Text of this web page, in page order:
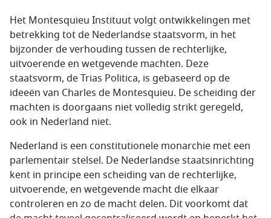
Het Montesquieu Instituut volgt ontwikkelingen met
betrekking tot de Nederlandse staatsvorm, in het
bijzonder de verhouding tussen de rechterlijke,
uitvoerende en wetgevende machten. Deze
staatsvorm, de Trias Politica, is gebaseerd op de
ideeën van Charles de Montesquieu. De scheiding der
machten is doorgaans niet volledig strikt geregeld,
ook in Nederland niet.
Nederland is een constitutionele monarchie met een
parlementair stelsel. De Nederlandse staatsinrichting
kent in principe een scheiding van de rechterlijke,
uitvoerende, en wetgevende macht die elkaar
controleren en zo de macht delen. Dit voorkomt dat